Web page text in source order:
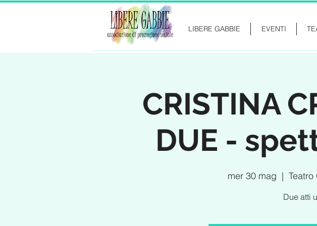
LIBERE GABBIE
EVENTI
CRISTINA
DUE -
mer 30 mag
  |
Due atti